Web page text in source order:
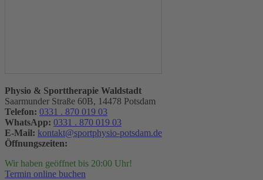
Physio & Sporttherapie Waldstadt
Saarmunder Straße 60B, 14478 Potsdam
Telefon: 0331 . 870 019 03
WhatsApp: 0331 . 870 019 03
E-Mail: kontakt@sportphysio-potsdam.de
Öffnungszeiten:
Wir haben geöffnet bis 20:00 Uhr!
Termin online buchen